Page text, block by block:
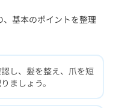
基本のポイントを整理
し、髪を整え、爪を短
ましょう。